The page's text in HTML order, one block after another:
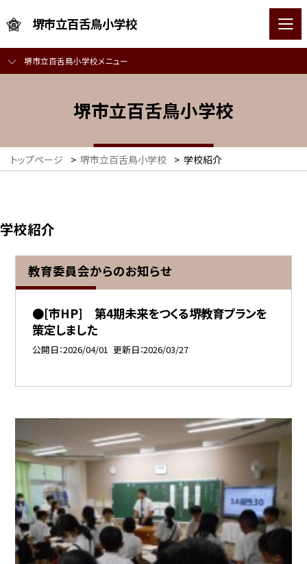
堺市立百舌鳥小学校
堺市立百舌鳥小学校メニュー
堺市立百舌鳥小学校
トップページ > 堺市立百舌鳥小学校 > 学校紹介
学校紹介
教育委員会からのお知らせ
●[市HP] 第4期未来をつくる堺教育プランを
策定しました
公開日 2026/04/01 更新日 2026/03/27